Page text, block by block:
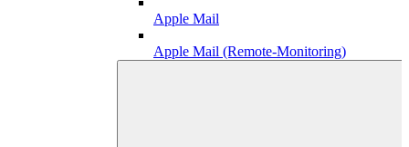
Apple Mail
Apple Mail (Remote-Monitoring)